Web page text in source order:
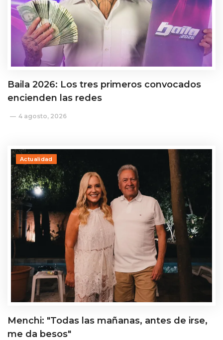
Baila 2026: Los tres primeros convocados
encienden las redes
4 agosto, 2026
Actualidad
Menchi: "Todas las mañanas, antes de irse,
me da besos"